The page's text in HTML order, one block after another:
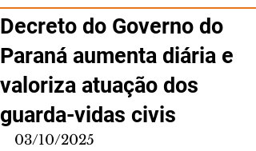
Decreto do Governo do
Paraná aumenta diária e
valoriza atuação dos
guarda-vidas civis
03/10/2025